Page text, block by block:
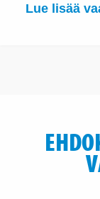
Lue lisää